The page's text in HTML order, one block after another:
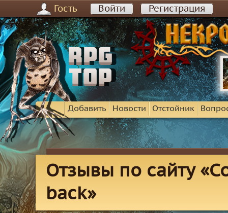
Гость Войти Регистрация
Добавить Новости Отстойник
Отзывы по сайту
back»